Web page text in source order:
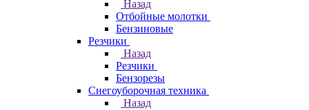
Назад
Отбойные молотки
Бензиновые
Резчики
Назад
Резчики
Бензорезы
Снегоуборочная техника
Назад